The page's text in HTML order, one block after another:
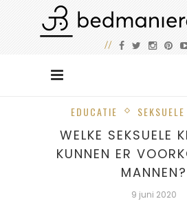
EDUCATIE
WELKE SEKSUELE
KUNNEN ER
MANNEN?
9 juni 2020